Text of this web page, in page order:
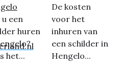
een
huren
het...
De kosten
voor het
inhuren van
een schilder in
Hengelo...